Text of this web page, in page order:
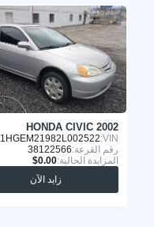
HONDA CIVIC 2002
VIN:
1HGEM21982L002522
رقم القرعة:38122566
المزايدة الحالية:
زايد الآن